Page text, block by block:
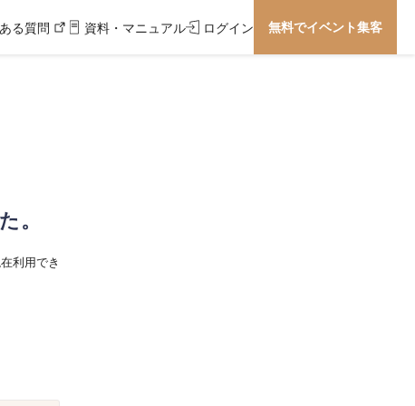
る質問 資料・マニュアル ログイン 無料でイベント集客
。
利用でき